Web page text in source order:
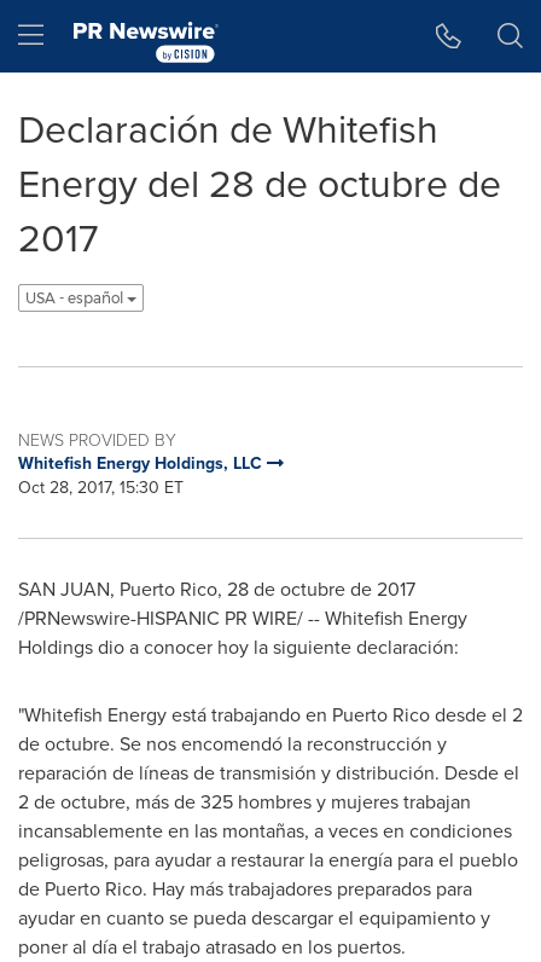
Hamburger menu
Declaración de Whitefish
Energy del 28 de octubre de
2017
USA - español
NEWS PROVIDED BY
Whitefish Energy Holdings, LLC
Oct 28, 2017, 15:30 ET
SAN JUAN, Puerto Rico, 28 de octubre de 2017
/PRNewswire-HISPANIC PR WIRE/ -- Whitefish Energy
Holdings dio a conocer hoy la siguiente declaración:
"Whitefish Energy está trabajando en Puerto Ricodesde el 2
de octubre. Se nos encomendó la reconstrucción y
reparación de líneas de transmisión y distribución. Desde el
2 de octubre, más de 325 hombres y mujeres trabajan
incansablemente en las montañas, a veces en condiciones
peligrosas, para ayudar a restaurar la energía para el pueblo
de Puerto Rico. Hay más trabajadores preparados para
ayudar en cuanto se pueda descargar el equipamiento y
poner al día el trabajo atrasado en los puertos.